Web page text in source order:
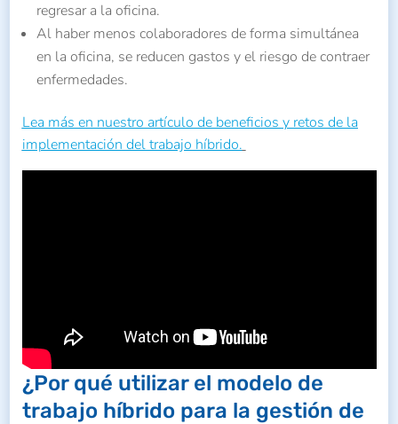
regresar a la oficina.
Al haber menos colaboradores de forma simultánea
en la oficina, se reducen gastos y el riesgo de contraer
enfermedades.
Lea más en nuestro artículo de beneficios y retos de la
implementación del trabajo híbrido.
¿Por qué utilizar el modelo de
trabajo híbrido para la gestión de